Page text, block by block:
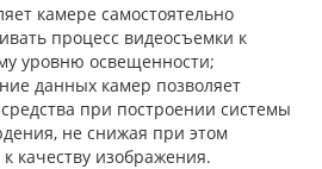
камере самостоятельно
процесс видеосъемки к
уровню освещенности;
данных камер позволяет
при построении системы
не снижая при этом
качеству изображения.